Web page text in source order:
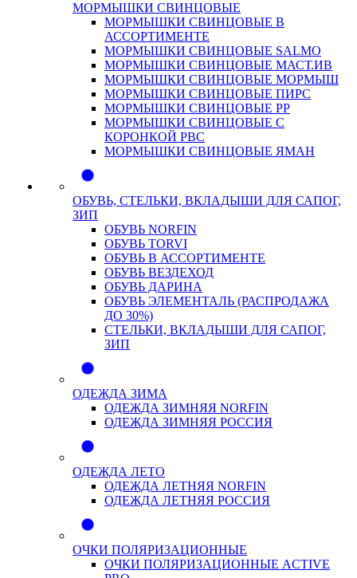
МОРМЫШКИ СВИНЦОВЫЕ
МОРМЫШКИ СВИНЦОВЫЕ В
АССОРТИМЕНТЕ
МОРМЫШКИ СВИНЦОВЫЕ SALMO
МОРМЫШКИ СВИНЦОВЫЕ МАСТ.ИВ
МОРМЫШКИ СВИНЦОВЫЕ МОРМЫШ
МОРМЫШКИ СВИНЦОВЫЕ ПИРС
МОРМЫШКИ СВИНЦОВЫЕ РР
МОРМЫШКИ СВИНЦОВЫЕ С
КОРОНКОЙ РВС
МОРМЫШКИ СВИНЦОВЫЕ ЯМАН
ОБУВЬ, СТЕЛЬКИ, ВКЛАДЫШИ ДЛЯ САПОГ,
ЗИП
ОБУВЬ NORFIN
ОБУВЬ TORVI
ОБУВЬ В АССОРТИМЕНТЕ
ОБУВЬ ВЕЗДЕХОД
ОБУВЬ ДАРИНА
ОБУВЬ ЭЛЕМЕНТАЛЬ (РАСПРОДАЖА
ДО 30%)
СТЕЛЬКИ, ВКЛАДЫШИ ДЛЯ САПОГ,
ЗИП
ОДЕЖДА ЗИМА
ОДЕЖДА ЗИМНЯЯ NORFIN
ОДЕЖДА ЗИМНЯЯ РОССИЯ
ОДЕЖДА ЛЕТО
ОДЕЖДА ЛЕТНЯЯ NORFIN
ОДЕЖДА ЛЕТНЯЯ РОССИЯ
ОЧКИ ПОЛЯРИЗАЦИОННЫЕ
ОЧКИ ПОЛЯРИЗАЦИОННЫЕ ACTIVE